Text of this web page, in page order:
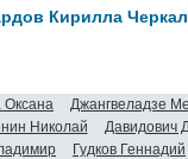
Кирилла
Оксана Джангвеладзе
Николай Давидович
Гудков Геннадий